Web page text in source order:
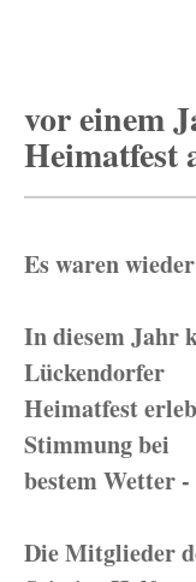
vor einem
Heimatfest
Es waren
In diesem Jahr
Lückendorfer
Heimatfest
Stimmung bei
bestem Wetter
Die Mitglieder